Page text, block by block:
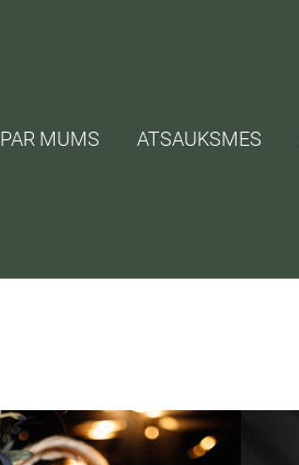
PAR MUMS ATSAUKSMES